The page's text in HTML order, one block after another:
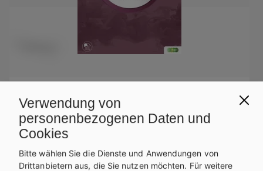
HTL/FS
KOMPETENZ:DEUTSCH – modular.
Sprachbuch für höhere Schulen. Trainingsteil
2+
Verwendung von
personenbezogenen Daten und
Cookies
Bitte wählen Sie die Dienste und Anwendungen von
Drittanbietern aus, die Sie nutzen möchten. Für weitere